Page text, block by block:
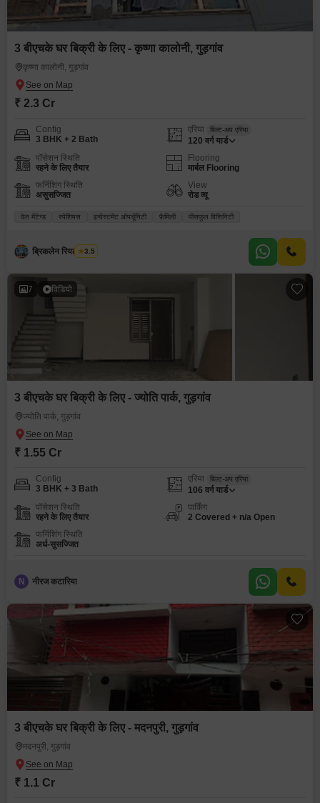
3 बीएचके घर बिक्री के लिए - कृष्णा कालोनी, गुड़गांव
कृष्णा कालोनी, गुड़गांव
₹ 2.3 Cr
Config
3 BHK + 2 Bath
एरिया बिल्ट-अप एरिया
120 वर्ग यार्ड
पॉसेशन स्थिति
रहने के लिए तैयार
Flooring
मार्बल Flooring
फर्निशिंग स्थिति
असुसज्जित
View
रोड व्यू
वेल मेंटेन्ड स्पेशियस इन्वेस्टमेंट ऑपर्चूनिटी फ़ैमिली पीसफुल विसिनिटी
ब्रिकलेन रियल एस्टेट
3.5
7 विडियो
3 बीएचके घर बिक्री के लिए - ज्योति पार्क, गुड़गांव
ज्योति पार्क, गुड़गांव
₹ 1.55 Cr
Config
3 BHK + 3 Bath
एरिया बिल्ट-अप एरिया
106 वर्ग यार्ड
पॉसेशन स्थिति
रहने के लिए तैयार
पार्किंग
2 Covered + n/a Open
फर्निशिंग स्थिति
अर्ध-सुसज्जित
N नीरज कटारिया
3 बीएचके घर बिक्री के लिए - मदनपुरी, गुड़गांव
मदनपुरी, गुड़गांव
₹ 1.1 Cr